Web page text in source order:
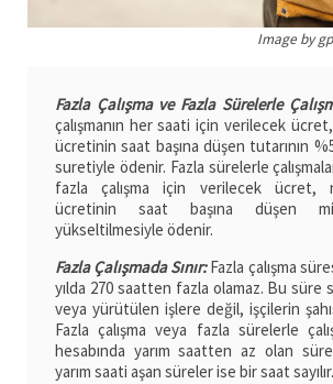
Image by
Fazla Çalışma ve Fazla Sürelerle
çalışmanın her saati için verilecek ücret,
ücretinin saat başına düşen tutarının
suretiyle ödenir. Fazla sürelerle
fazla çalışma için verilecek ücret,
ücretinin saat başına düşen
yükseltilmesiyle ödenir.
Fazla Çalışmada Sınır:Fazla çalışma
yılda 270 saatten fazla olamaz. Bu süre
veya yürütülen işlere değil, işçilerin
Fazla çalışma veya fazla sürelerle
hesabında yarım saatten az olan
yarım saati aşan süreler ise bir saat sayılır.